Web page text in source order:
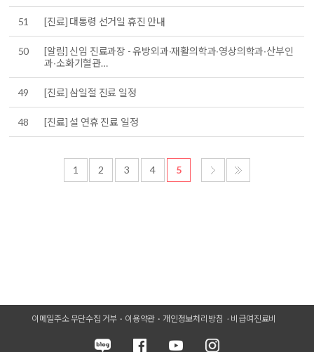
51 [진료] 대통령 선거일 휴진 안내
50
[알림] 신임 진료과장 - 유방외과∙재활의학과∙영상의학과∙산부인
과∙소화기혈관…
49 [진료] 삼일절 진료 일정
48 [진료] 설 연휴 진료 일정
1 2 3 4 5
이메일주소 무단수집 거부 이용약관 개인정보처리방침 비급여진료비